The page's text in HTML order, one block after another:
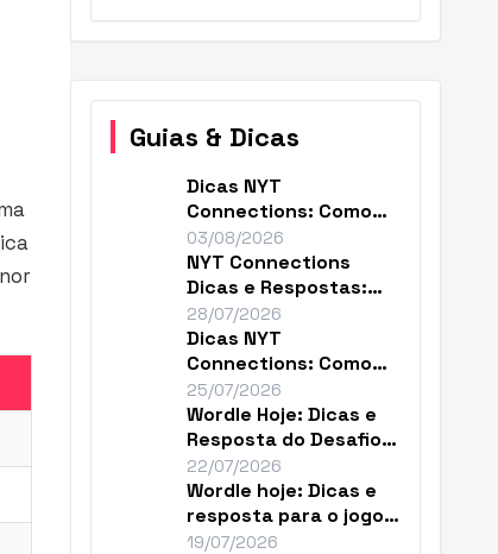
Guias & Dicas
Dicas NYT
Connections: Como
Resolver o Enigma de
Hoje
03/08/2026
NYT Connections
Dicas e Respostas:
Como Vencer Hoje
28/07/2026
Dicas NYT
Connections: Como
Resolver o Desafio de
Hoje
25/07/2026
Wordle Hoje: Dicas e
Resposta do Desafio
#1859 de Julho
22/07/2026
Wordle hoje: Dicas e
resposta para o jogo
nº 1856
19/07/2026